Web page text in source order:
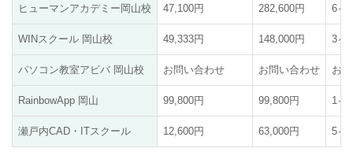
ヒューマンアカデミー岡山校 47,100円 282,600円 6ヶ
WINスクール 岡山校 49,333円 148,000円 3ヶ
パソコン教室アビバ 岡山校 お問い合わせ お問い合わせ お
RainbowApp 岡山 99,800円 99,800円 1ヶ
瀬戸内CAD・ITスクール 12,600円 63,000円 5ヶ